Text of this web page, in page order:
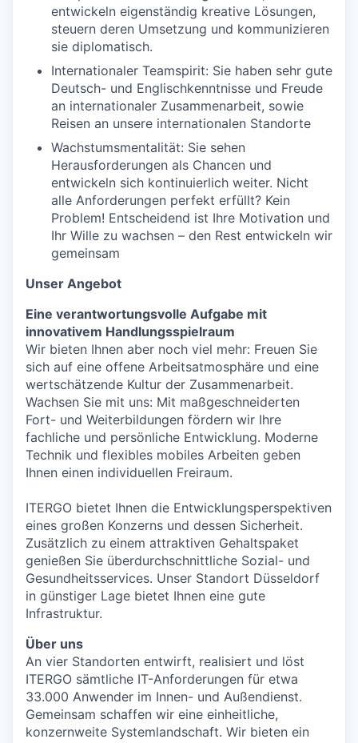
entwickeln eigenständig kreative Lösungen,
steuern deren Umsetzung und kommunizieren
sie diplomatisch.
Internationaler Teamspirit: Sie haben sehr gute
Deutsch- und Englischkenntnisse und Freude
an internationaler Zusammenarbeit, sowie
Reisen an unsere internationalen Standorte
Wachstumsmentalität: Sie sehen
Herausforderungen als Chancen und
entwickeln sich kontinuierlich weiter. Nicht
alle Anforderungen perfekt erfüllt? Kein
Problem! Entscheidend ist Ihre Motivation und
Ihr Wille zu wachsen – den Rest entwickeln wir
gemeinsam
Unser Angebot
Eine verantwortungsvolle Aufgabe mit
innovativem Handlungsspielraum
Wir bieten Ihnen aber noch viel mehr: Freuen Sie
sich auf eine offene Arbeitsatmosphäre und eine
wertschätzende Kultur der Zusammenarbeit.
Wachsen Sie mit uns: Mit maßgeschneiderten
Fort- und Weiterbildungen fördern wir Ihre
fachliche und persönliche Entwicklung. Moderne
Technik und flexibles mobiles Arbeiten geben
Ihnen einen individuellen Freiraum.
ITERGO bietet Ihnen die Entwicklungsperspektiven
eines großen Konzerns und dessen Sicherheit.
Zusätzlich zu einem attraktiven Gehaltspaket
genießen Sie überdurchschnittliche Sozial- und
Gesundheitsservices. Unser Standort Düsseldorf
in günstiger Lage bietet Ihnen eine gute
Infrastruktur.
Über uns
An vier Standorten entwirft, realisiert und löst
ITERGO sämtliche IT-Anforderungen für etwa
33.000 Anwender im Innen- und Außendienst.
Gemeinsam schaffen wir eine einheitliche,
konzernweite Systemlandschaft. Wir bieten ein